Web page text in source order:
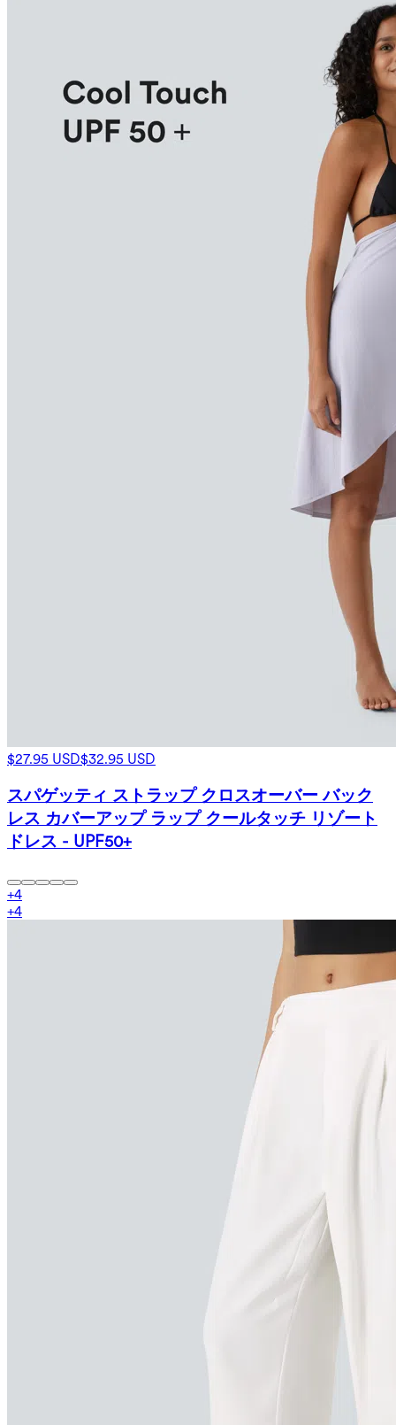
$27.95 USD$32.95 USD
スパゲッティ ストラップ クロスオーバー バック
レス カバーアップ ラップ クールタッチ リゾート
ドレス - UPF50+
+4
+4